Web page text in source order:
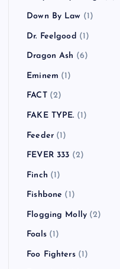
Down By Law (1)
Dr. Feelgood (1)
Dragon Ash (6)
Eminem (1)
FACT(2)
FAKE TYPE. (1)
Feeder(1)
FEVER 333 (2)
Finch (1)
Fishbone (1)
Flogging Molly (2)
Foals(1)
Foo Fighters(1)